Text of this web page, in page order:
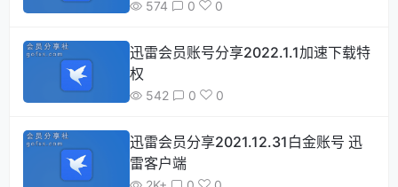
574 0 0
迅雷会员账号分享2022.1.1加速下载特
权
542 0 0
迅雷会员分享2021.12.31白金账号 迅
雷客户端